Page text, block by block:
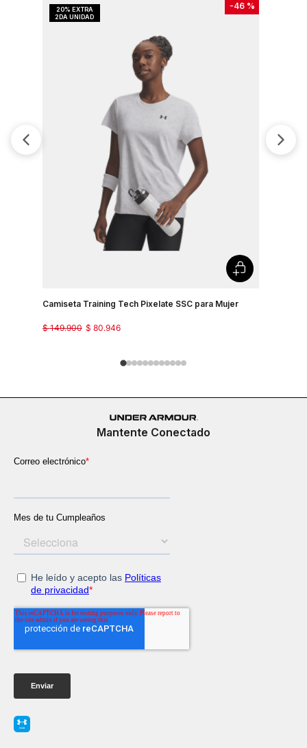
-46 %
Camiseta Training Tech Pixelate SSC para Mujer
$ 80.946
$ 149.900
Mantente Conectado